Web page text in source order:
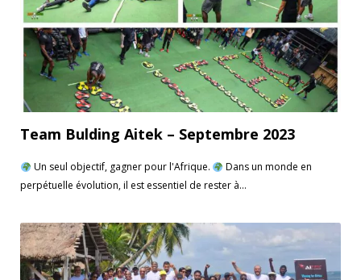
Team Bulding Aitek – Septembre 2023
Un seul objectif, gagner pour l'Afrique.
Dans un monde en
perpétuelle évolution, il est essentiel de rester à...